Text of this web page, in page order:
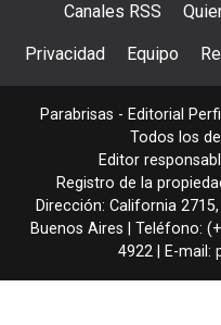
Canales RSS
Privacidad Equipo
Parabrisas - Editorial
Todos los
Editor
Registro de la
Dirección: California 2715,
Buenos Aires | Teléfono:
4922 | E-mail: